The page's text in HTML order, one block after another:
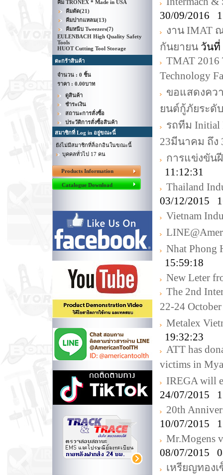
คีม TRONEX * Made in USA
คีมตัด(21)
คีมปากแหลม(13)
คีมหนีบ Tweezers(7)
EULENBACH High Quality Safety
Tools
HUOT Cutting Tool Storage
ตะกร้าสินค้า
จำนวน : 0 ชิ้น
ราคา : 0.00บาท
ดูสินค้า
ชำระเงิน
สถานะการสั่งซื้อ
ประวัติการสั่งซื้อสินค้า
สมาชิกที่ Log in อยู่ขณะนี้
ยังไม่มีสมาชิกที่ล็อกอินในขณะนี้
บุคคลทั่วไป 17 คน
Products Information
Catalogue Download
30/09/2016
งาน IMAT
กันยายน วันที่
TMAT 2016
Technology
ขอแสดงคว
ยนต์กู้ภัยระดั
รถทีม Initial
23มีนาคม ถึง
การแข่งขัน
11:12:31
Thailand
03/12/2015
Vietnam
Nhat Phong
15:59:18
New Leter
The 2nd
22-24
Metalex
19:32:23
ATT has
victims in
IREGA will
24/07/2015
20th
10/07/2015
Mr.Mogens
08/07/2015
เหรียญทอง